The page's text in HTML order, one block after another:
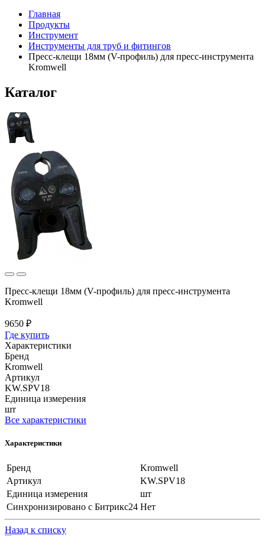
Главная
Продукты
Инструмент
Инструменты для труб и фитингов
Пресс-клещи 18мм (V-профиль) для пресс-инструмента
Kromwell
Каталог
Пресс-клещи 18мм (V-профиль) для пресс-инструмента
Kromwell
9650 ₽
Где купить
Характеристики
Бренд
Kromwell
Артикул
KW.SPV18
Единица измерения
шт
Все характеристики
Характеристики
Бренд
Kromwell
Артикул
KW.SPV18
Единица измерения
шт
Синхронизировано с Битрикс24 Нет
Назад к списку